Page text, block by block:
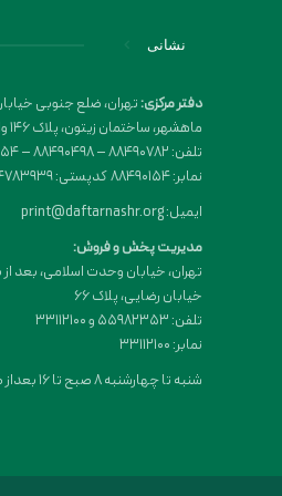
نشانی
دفتر مرکزی:تهران، ضلع جنوبی
ماهشهر، ساختمان زیتون، پلاک 146 واحد 1
تلفن: 88490782 – 88490498 – 88490154
نمابر: 88490154 کدپستی: 1584783939
ایمیل: print@daftarnashr.org
مدیریت پخش و فروش:
تهران، خیابان وحدت اسلامی، بعد
خیابان رضایی، پلاک ۶۶
تلفن: 55982353 و 33112100
نمابر: 33112100
شنبه تا چهارشنبه 8 صبح تا 16 بعداز ظهر